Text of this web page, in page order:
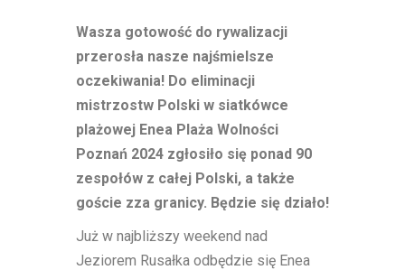
Wasza gotowość do rywalizacji
przerosła nasze najśmielsze
oczekiwania! Do eliminacji
mistrzostw Polski w siatkówce
plażowej Enea Plaża Wolności
Poznań 2024 zgłosiło się ponad 90
zespołów z całej Polski, a także
goście zza granicy. Będzie się działo!
Już w najbliższy weekend nad
Jeziorem Rusałka odbędzie się Enea